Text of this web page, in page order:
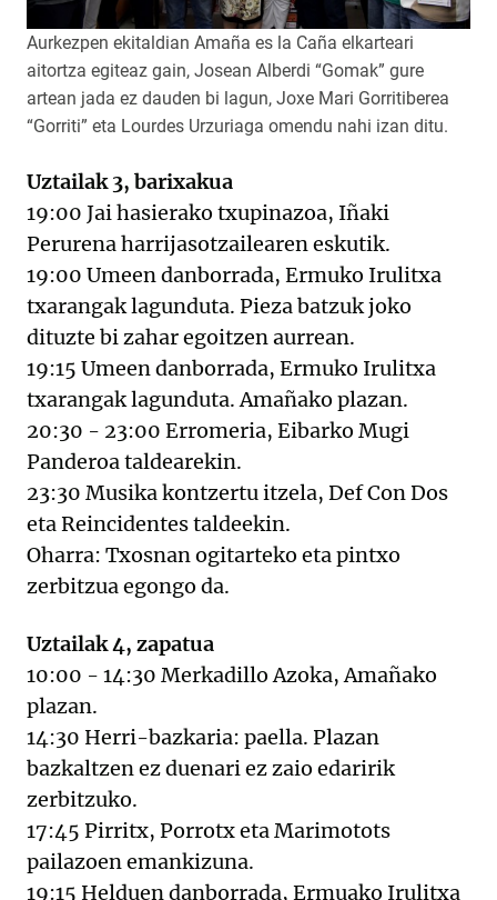
Aurkezpen ekitaldian Amaña es la Caña elkarteari
aitortza egiteaz gain, Josean Alberdi “Gomak” gure
artean jada ez dauden bi lagun, Joxe Mari Gorritiberea
“Gorriti” eta Lourdes Urzuriaga omendu nahi izan ditu.
Uztailak 3, barixakua
19:00 Jai hasierako txupinazoa, Iñaki
Perurena harrijasotzailearen eskutik.
19:00 Umeen danborrada, Ermuko Irulitxa
txarangak lagunduta. Pieza batzuk joko
dituzte bi zahar egoitzen aurrean.
19:15 Umeen danborrada, Ermuko Irulitxa
txarangak lagunduta. Amañako plazan.
20:30 - 23:00 Erromeria, Eibarko Mugi
Panderoa taldearekin.
23:30 Musika kontzertu itzela, Def Con Dos
eta Reincidentes taldeekin.
Oharra: Txosnan ogitarteko eta pintxo
zerbitzua egongo da.
Uztailak 4, zapatua
10:00 - 14:30 Merkadillo Azoka, Amañako
plazan.
14:30 Herri-bazkaria: paella. Plazan
bazkaltzen ez duenari ez zaio edaririk
zerbitzuko.
17:45 Pirritx, Porrotx eta Marimotots
pailazoen emankizuna.
19:15 Helduen danborrada, Ermuako Irulitxa